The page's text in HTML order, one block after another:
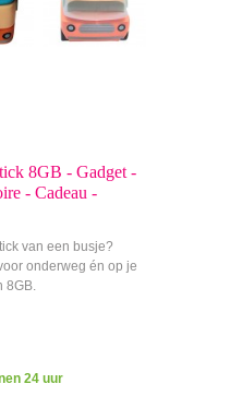
8GB - Gadget -
- Cadeau -
van een busje?
onderweg én op je
8GB.
24 uur